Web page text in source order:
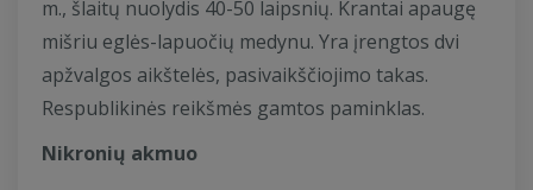
m., šlaitų nuolydis 40-50 laipsnių. Krantai apaugę
mišriu eglės-lapuočių medynu. Yra įrengtos dvi
apžvalgos aikštelės, pasivaikščiojimo takas.
Respublikinės reikšmės gamtos paminklas.
Nikronių akmuo